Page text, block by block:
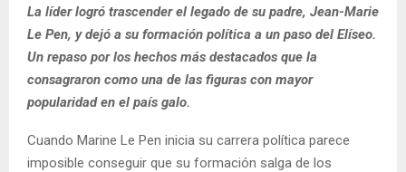
La líder logró trascender el legado de su padre, Jean-Marie
Le Pen, y dejó a su formación política a un paso del Elíseo.
Un repaso por los hechos más destacados que la
consagraron como una de las figuras con mayor
popularidad en el país galo.
Cuando Marine Le Pen inicia su carrera política parece
imposible conseguir que su formación salga de los